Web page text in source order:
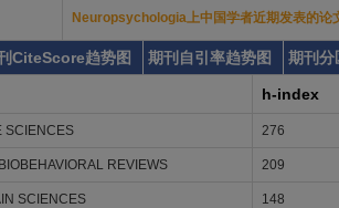
Neuropsychologia上中国学者近期发表的论
CiteScore趋势图 期刊自引率趋势图
期刊分
h-index
SCIENCES 276
REVIEWS 209
SCIENCES 148